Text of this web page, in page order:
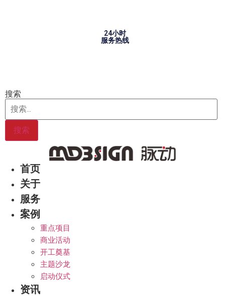
24小时
服务热线
搜索
搜索
首页
关于
服务
案例
重点项目
商业活动
开工奠基
主题沙龙
启动仪式
资讯